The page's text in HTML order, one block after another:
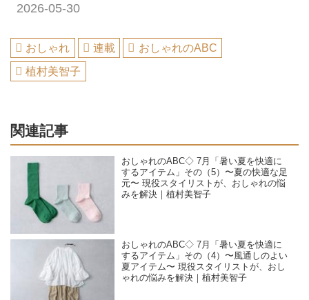
2026-05-30
おしゃれ 連載
おしゃれのABC
植村美智子
関連記事
おしゃれのABC◇ 7月「暑い夏を快適に
するアイテム」その（5）〜夏の快適な足
元〜 現役スタイリストが、おしゃれの悩
みを解決｜植村美智子
おしゃれのABC◇ 7月「暑い夏を快適に
するアイテム」その（4）〜風通しのよい
夏アイテム〜 現役スタイリストが、おし
ゃれの悩みを解決｜植村美智子